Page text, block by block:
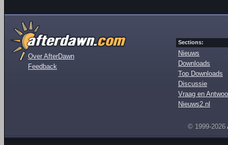
Over AfterDawn
Feedback
Sections:
Nieuws
Downloads
Top Downloads
Discussie
Vraag en
Nieuws2.nl
© 1999-2026